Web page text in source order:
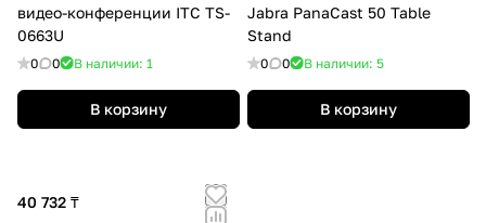
видео-конференции ITC TS-
0663U
0 0 В наличии: 1
В корзину
Jabra PanaCast 50 Table
Stand
0 0 В наличии: 5
В корзину
40 732 ₸